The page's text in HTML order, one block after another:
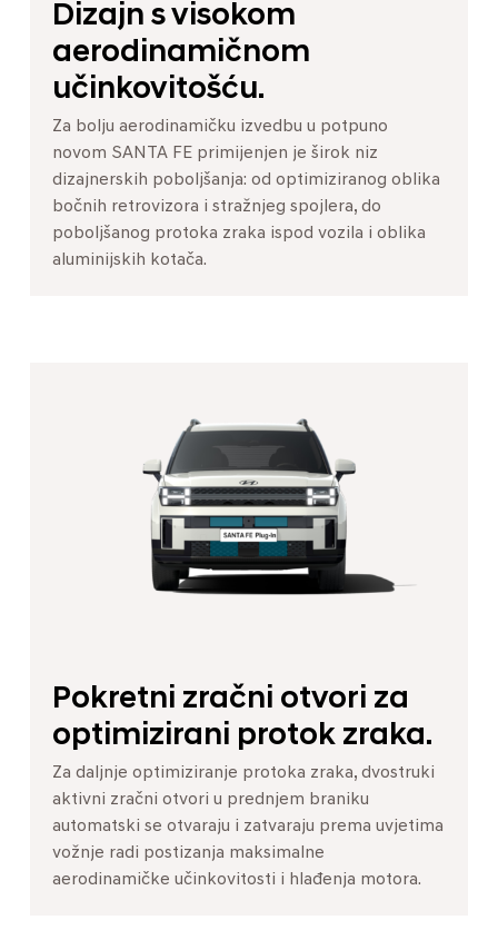
Dizajn s visokom
aerodinamičnom
učinkovitošću.
Za bolju aerodinamičku izvedbu u potpuno
novom SANTA FE primijenjen je širok niz
dizajnerskih poboljšanja: od optimiziranog oblika
bočnih retrovizora i stražnjeg spojlera, do
poboljšanog protoka zraka ispod vozila i oblika
aluminijskih kotača.
Pokretni zračni otvori za
optimizirani protok zraka.
Za daljnje optimiziranje protoka zraka, dvostruki
aktivni zračni otvori u prednjem braniku
automatski se otvaraju i zatvaraju prema uvjetima
vožnje radi postizanja maksimalne
aerodinamičke učinkovitosti i hlađenja motora.